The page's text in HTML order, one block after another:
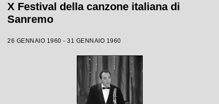
X Festival della canzone italiana di
Sanremo
26 GENNAIO 1960 - 31 GENNAIO 1960